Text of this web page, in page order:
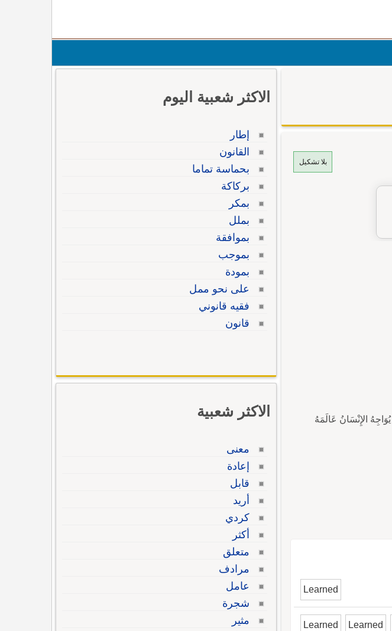
بلا تشكيل
الإِنْسَانُ عَالَمَهُ
Learned
Learned Learned
الاكثر شعبية اليوم
إطار
القانون
بحماسة تماما
بركاكة
بمكر
بملل
بموافقة
بموجب
بمودة
على نحو ممل
فقيه قانوني
قانون
الاكثر شعبية
معنى
إعادة
قابل
أريد
كردي
أكثر
متعلق
مرادف
عامل
شجرة
مثير